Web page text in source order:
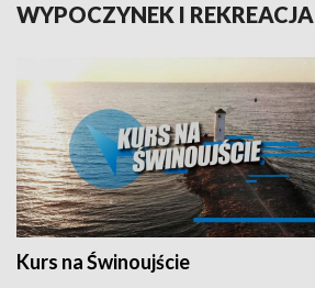
WYPOCZYNEK I REKREACJA
Kurs na Świnoujście